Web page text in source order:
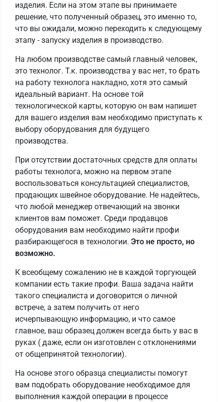
изделия. Если на этом этапе вы принимаете
решение, что полученный образец, это именно то,
что вы ожидали, можно переходить к следующему
этапу - запуску изделия в производство.
На любом производстве самый главный человек,
это технолог. Т.к. производства у вас нет, то брать
на работу технолога накладно, хотя это самый
идеальный вариант. На основе той
технологической карты, которую он вам напишет
для вашего изделия вам необходимо приступать к
выбору оборудования для будущего
производства.
При отсутствии достаточных средств для оплаты
работы технолога, можно на первом этапе
воспользоваться консультацией специалистов,
продающих швейное оборудование. Не надейтесь,
что любой менеджер отвечающий на звонки
клиентов вам поможет. Среди продавцов
оборудования вам необходимо найти профи
разбирающегося в технологии. Это не просто, но
возможно.
К всеобщему сожалению не в каждой торгующей
компании есть такие профи. Ваша задача найти
такого специалиста и договорится о личной
встрече, а затем получить от него
исчерпывающую информацию, и что самое
главное, ваш образец должен всегда быть у вас в
руках ( даже, если он изготовлен с отклонениями
от общепринятой технологии).
На основе этого образца специалисты помогут
вам подобрать оборудование необходимое для
выполнения каждой операции в процессе